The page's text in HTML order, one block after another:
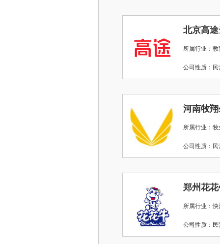
北京高
所属行业：
公司性质
河南牧
所属行业：牧
公司性质
郑州花
所属行业：
公司性质